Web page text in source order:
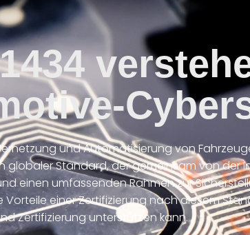
und Automatisierung von
globaler Standard, der gemeinsam von
einen umfassenden Rahmen zur
Vorteile einer Zertifizierung nach diesem
Zertifizierung unterstützen kann.